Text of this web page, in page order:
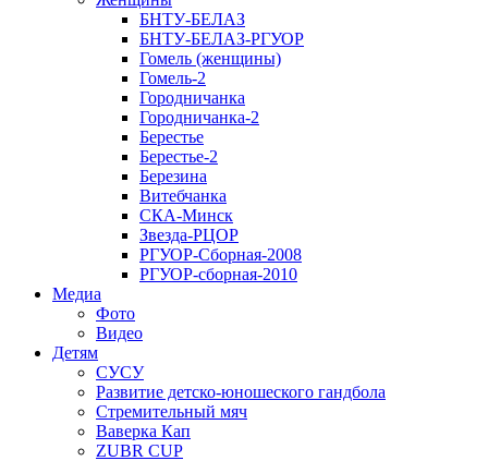
БНТУ-БЕЛАЗ
БНТУ-БЕЛАЗ-РГУОР
Гомель (женщины)
Гомель-2
Городничанка
Городничанка-2
Берестье
Берестье-2
Березина
Витебчанка
СКА-Минск
Звезда-РЦОР
РГУОР-Сборная-2008
РГУОР-сборная-2010
Медиа
Фото
Видео
Детям
СУСУ
Развитие детско-юношеского гандбола
Стремительный мяч
Ваверка Кап
ZUBR CUP